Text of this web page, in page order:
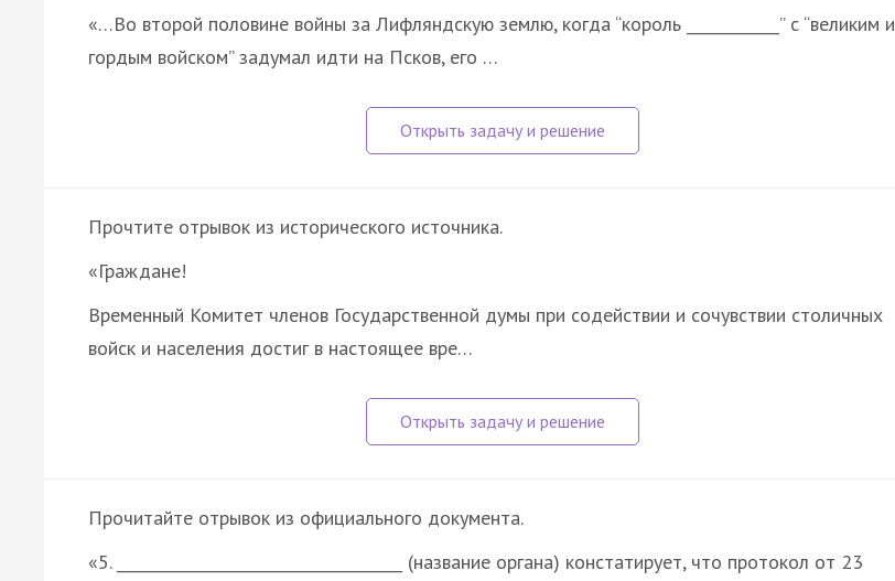
«…Во второй половине войны за Лифляндскую землю, когда “король ____________” с “великим и
гордым войском” задумал идти на Псков, его …
Прочтите отрывок из исторического источника.
«Граждане!
Временный Комитет членов Государственной думы при содействии и сочувствии столичных
войск и населения достиг в настоящее вре…
Прочитайте отрывок из официального документа.
«5. _____________________________________ (название органа) констатирует, что протокол от 23